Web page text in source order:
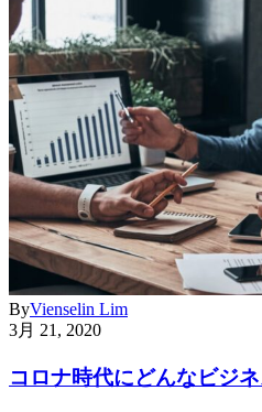
ByVienselin Lim
3月 21, 2020
コロナ時代にどんなビジ